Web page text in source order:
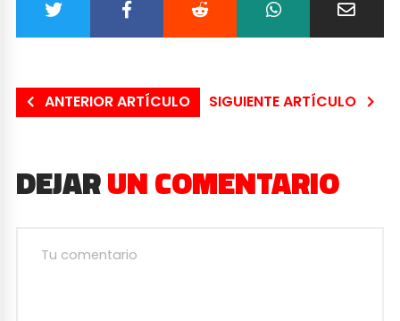
ANTERIOR ARTÍCULO SIGUIENTE ARTÍCULO
DEJARUN COMENTARIO